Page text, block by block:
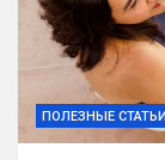
ПОЛЕЗНЫЕ СТАТЬИ